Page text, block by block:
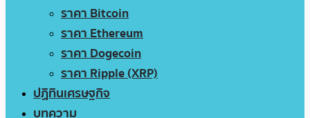
ราคา Bitcoin
ราคา Ethereum
ราคา Dogecoin
ราคา Ripple (XRP)
ปฏิทินเศรษฐกิจ
บทความ